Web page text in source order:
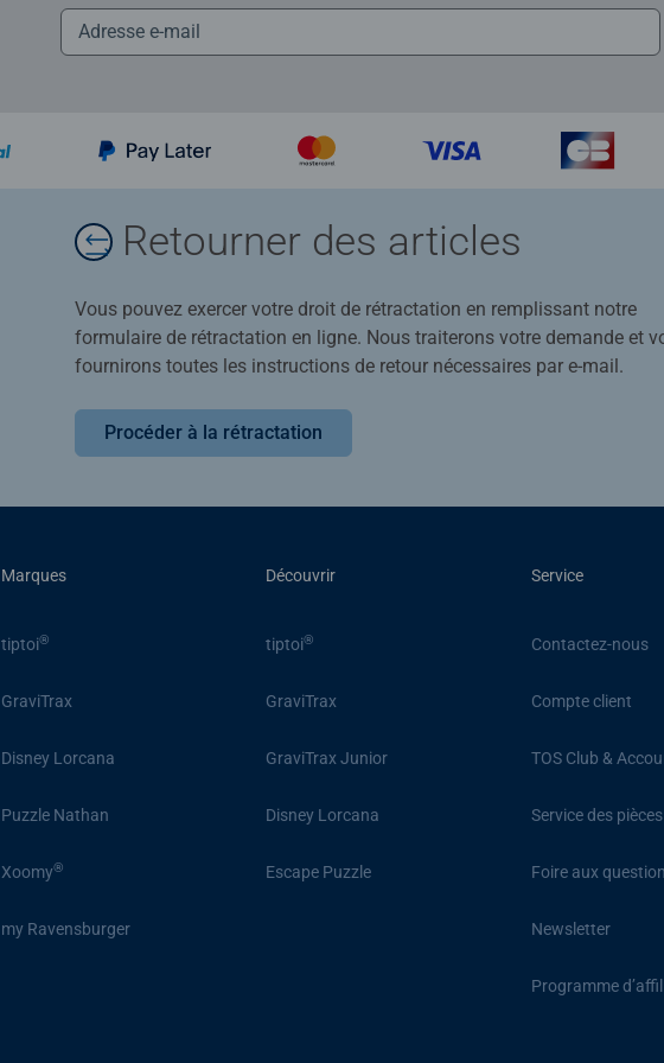
Retourner des articles
Vous pouvez exercer votre droit de rétractation en remplissant notre
formulaire de rétractation en ligne. Nous traiterons votre demande et
fournirons toutes les instructions de retour nécessaires par e-mail.
Procéder à la rétractation
Marques
tiptoi®
GraviTrax
Disney Lorcana
Puzzle Nathan
Xoomy®
my Ravensburger
Découvrir
tiptoi®
GraviTrax
GraviTrax Junior
Disney Lorcana
Escape Puzzle
Service
Contactez-nous
Compte client
TOS Club &
Service des
Foire aux
Newsletter
Programme